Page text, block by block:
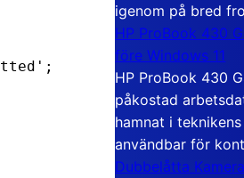
igenom på bred
HP ProBook 430
före Windows 11
HP ProBook 430
påkostad
hamnat i
användbar för
Dubbelåtta